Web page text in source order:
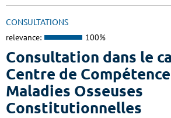
CONSULTATIONS
relevance: 100%
Consultation dans le
Centre de
Maladies Osseuses
Constitutionnelles